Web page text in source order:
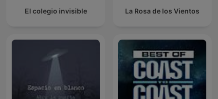
El colegio invisible La Rosa de los Vientos